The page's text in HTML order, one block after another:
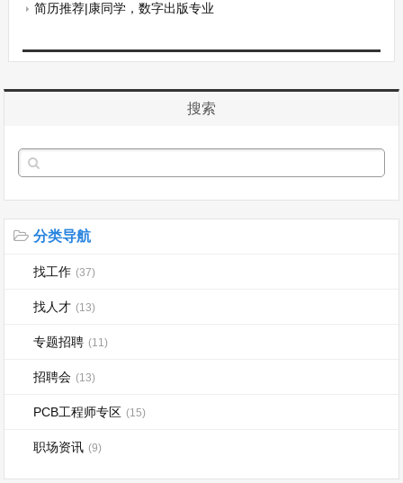
简历推荐|康同学，数字出版专业
搜索
分类导航
找工作 (37)
找人才 (13)
专题招聘 (11)
招聘会 (13)
PCB工程师专区 (15)
职场资讯 (9)